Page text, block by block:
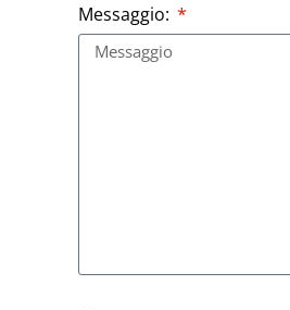
Messaggio: